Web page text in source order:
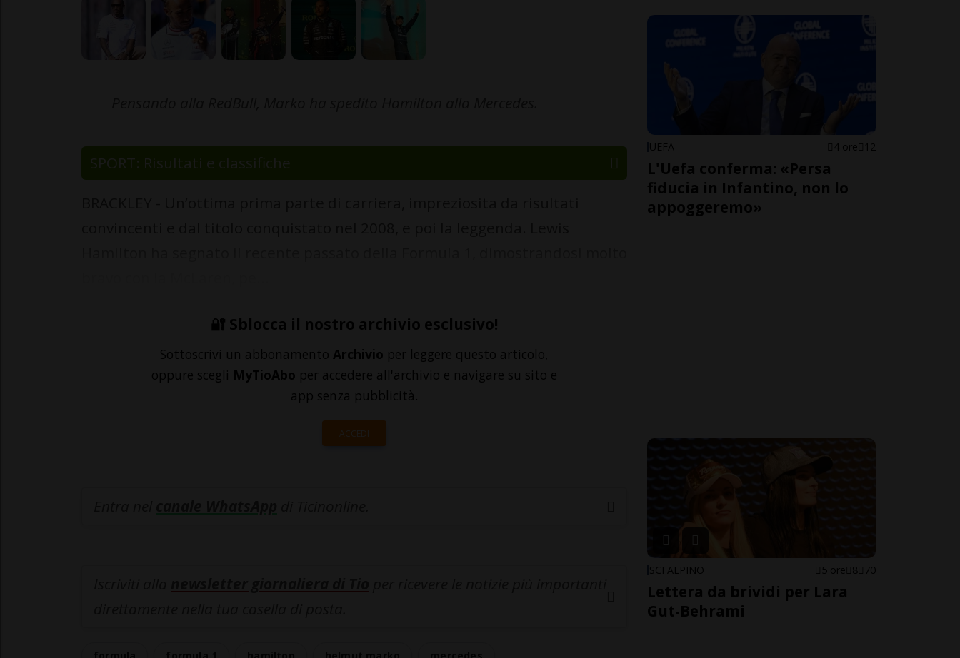
SPORT: Risultati e classifiche
🔐 Sblocca il nostro archivio esclusivo!
Sottoscrivi un abbonamento Archivio per leggere questo articolo,
oppure scegli MyTioAbo per accedere all'archivio e navigare su sito e
app senza pubblicità.
ACCEDI
UEFA 4 ore 12
L'Uefa conferma: «Persa
fiducia in Infantino, non lo
appoggeremo»
SCI ALPINO 5 ore 8 70
Lettera da brividi per Lara
Gut-Behrami